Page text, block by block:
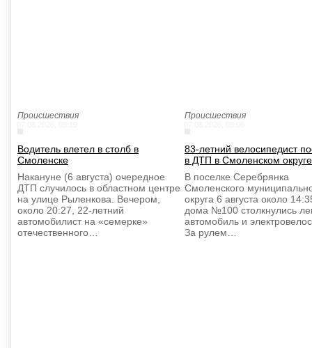
Происшествия
Водитель влетел в столб в
Смоленске
Накануне (6 августа) очередное
ДТП случилось в областном центре
на улице Рыленкова. Вечером,
около 20:27, 22-летний
автомобилист на «семерке»
отечественного…
Происшествия
83-летний велосипедист
в ДТП в Смоленском округе
В поселке Серебрянка
Смоленского
округа 6 августа около
дома №100 столкнулись
автомобиль и
За рулем…